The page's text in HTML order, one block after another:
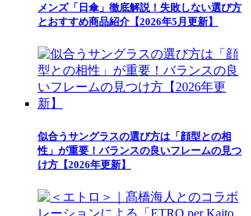
メンズ「日傘」徹底解説！失敗しない選び方
とおすすめ商品紹介【2026年5月更新】
似合うサングラスの選び方は「顔型との相
性」が重要！バランスの良いフレームの見つ
け方【2026年更新】